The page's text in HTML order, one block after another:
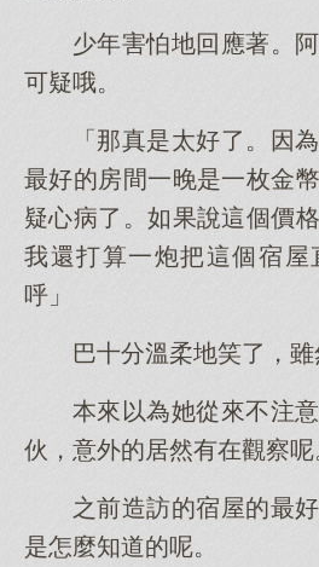
少年害怕地回應著。
可疑哦。
「那真是太好了。因
最好的房間一晚是一枚金
疑心病了。如果說這個價
我還打算一炮把這個宿屋
呼」
巴十分溫柔地笑了，雖
本來以為她從來不注
伙，意外的居然有在觀察呢
之前造訪的宿屋的最
是怎麼知道的呢。